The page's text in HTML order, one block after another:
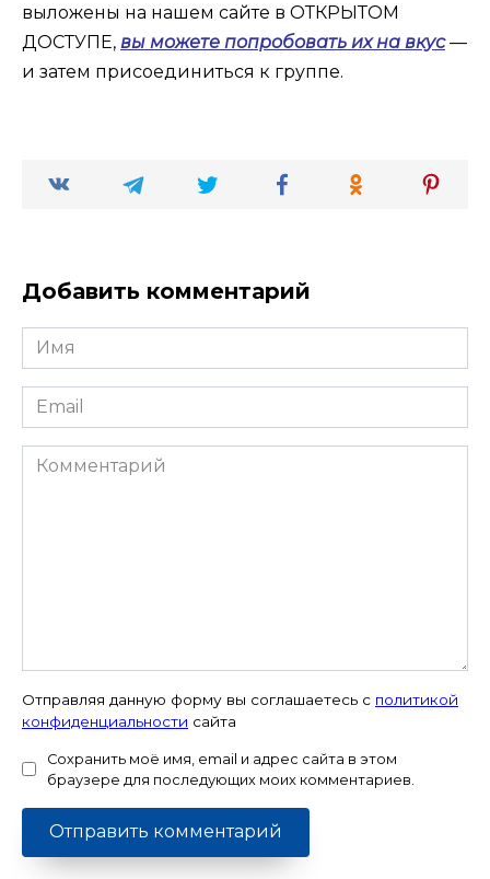
выложены на нашем сайте в ОТКРЫТОМ
ДОСТУПЕ, вы можете попробовать их на вкус—
и затем присоединиться к группе.
Добавить комментарий
Имя
*
Email
*
Комментарий
Отправляя данную форму вы соглашаетесь с политикой
конфиденциальности сайта
Сохранить моё имя, email и адрес сайта в этом
браузере для последующих моих комментариев.